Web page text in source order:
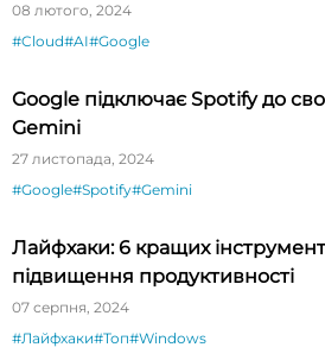
08 лютого, 2024
#Cloud#AI#Google
Google підключає Spotify до
Gemini
27 листопада, 2024
#Google#Spotify#Gemini
Лайфхаки: 6 кращих
підвищення продуктивності
07 серпня, 2024
#Лайфхаки#Топ#Windows